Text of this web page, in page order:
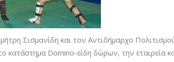
Σισμανίδη και τον Αντιδήμαρχο
Domino-είδη δώρων, την εταιρεία